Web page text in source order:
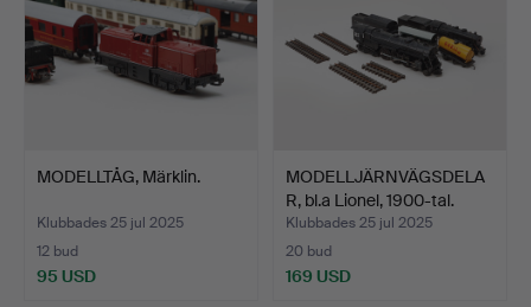
MODELLTÅG, Märklin.
Klubbades 25 jul 2025
12 bud
95 USD
MODELLJÄRNVÄGSDELA
R, bl.a Lionel, 1900-tal.
Klubbades 25 jul 2025
20 bud
169 USD